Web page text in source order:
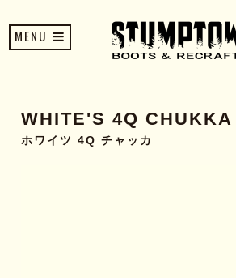
MENU
WHITE'S 4Q CHUKKA
ホワイツ 4Q チャッカ